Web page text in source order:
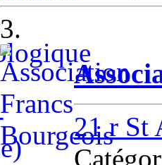
3.
21 r St